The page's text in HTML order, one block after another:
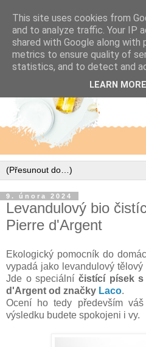
9. února 2024
Levandulový bio
Pierre d'Argent
Ekologický pomocník do
vypadá jako levandulový
Jde o speciální čistící písek s
d'Argent od značky Laco.
Ocení ho tedy především
výsledku budete spokojeni i vy.
This site uses cookies from
and to analyze traffic. Your IP
shared with Google along with
metrics to ensure quality of
statistics, and to detect and
LEARN MORE